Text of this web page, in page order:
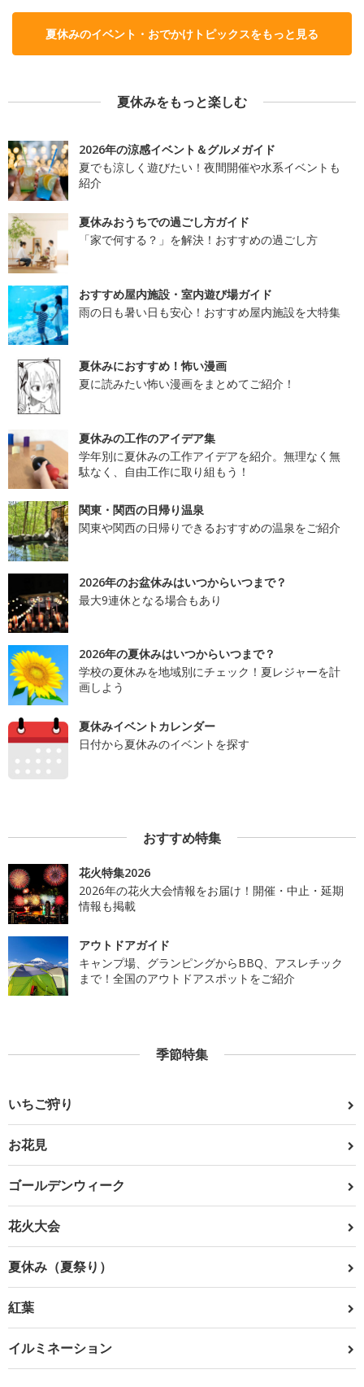
夏休みのイベント・おでかけトピックスをもっと見る
夏休みをもっと楽しむ
2026年の涼感イベント＆グルメガイド
夏でも涼しく遊びたい！夜間開催や水系イベントも
紹介
夏休みおうちでの過ごし方ガイド
「家で何する？」を解決！おすすめの過ごし方
おすすめ屋内施設・室内遊び場ガイド
雨の日も暑い日も安心！おすすめ屋内施設を大特集
夏休みにおすすめ！怖い漫画
夏に読みたい怖い漫画をまとめてご紹介！
夏休みの工作のアイデア集
学年別に夏休みの工作アイデアを紹介。無理なく無
駄なく、自由工作に取り組もう！
関東・関西の日帰り温泉
関東や関西の日帰りできるおすすめの温泉をご紹介
2026年のお盆休みはいつからいつまで？
最大9連休となる場合もあり
2026年の夏休みはいつからいつまで？
学校の夏休みを地域別にチェック！夏レジャーを計
画しよう
夏休みイベントカレンダー
日付から夏休みのイベントを探す
おすすめ特集
花火特集2026
2026年の花火大会情報をお届け！開催・中止・延期
情報も掲載
アウトドアガイド
キャンプ場、グランピングからBBQ、アスレチック
まで！全国のアウトドアスポットをご紹介
季節特集
いちご狩り
お花見
ゴールデンウィーク
花火大会
夏休み（夏祭り）
紅葉
イルミネーション